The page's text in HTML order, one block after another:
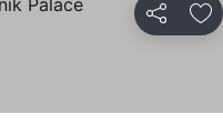
Partilhar